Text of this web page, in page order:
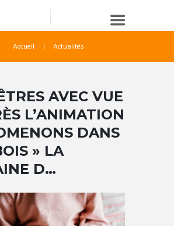
Accueil Actualités
AVEC VUE
L’ANIMATION
DANS
» LA
D…